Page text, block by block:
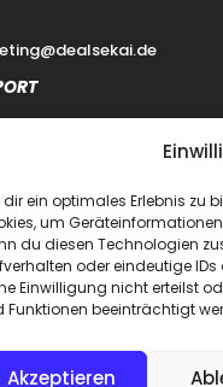
dir ein optimales Erlebnis zu
um
du diesen Technologien
oder eindeutige
Einwilligung nicht erteilst
Funktionen beeinträchtigt
Akzeptieren
Dealsekai